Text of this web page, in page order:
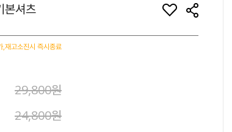
본셔츠
재고소진시 즉시종료
29,800원
24,800원